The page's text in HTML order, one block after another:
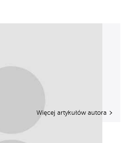
Więcej artykułów autora